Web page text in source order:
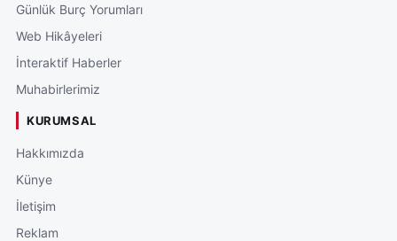
Günlük Burç Yorumları
Web Hikâyeleri
İnteraktif Haberler
Muhabirlerimiz
KURUMSAL
Hakkımızda
Künye
İletişim
Reklam